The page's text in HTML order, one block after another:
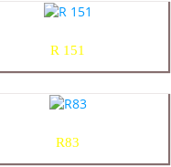
R 151
R83